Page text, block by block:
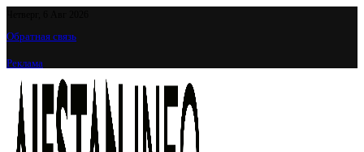
Обратная связь
Реклама